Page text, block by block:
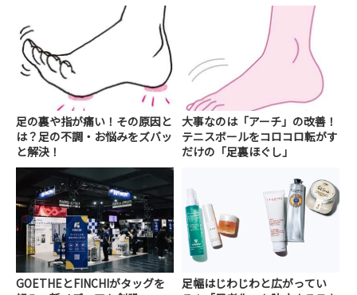
足の裏や指が痛い！その原因と
は？足の不調・お悩みをズバッ
と解決！
大事なのは「アーチ」の改善！
テニスボールをコロコロ転がす
だけの「足裏ほぐし」
GOETHEとFINCHIがタッグを
足幅はじわじわと広がってい